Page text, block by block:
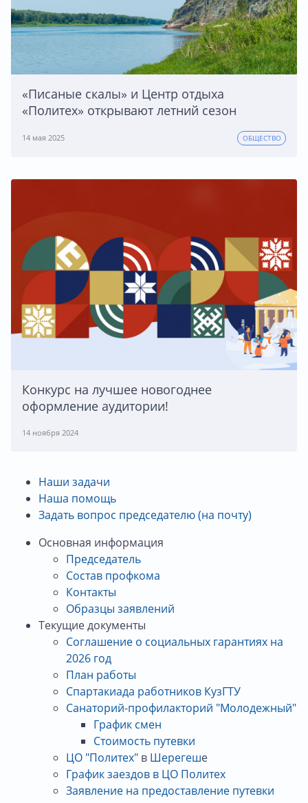
«Писаные скалы» и Центр отдыха
«Политех» открывают летний сезон
14 мая 2025 ОБЩЕСТВО
Конкурс на лучшее новогоднее
оформление аудитории!
14 ноября 2024
Наши задачи
Наша помощь
Задать вопрос председателю (на почту)
Основная информация
Председатель
Состав профкома
Контакты
Образцы заявлений
Текущие документы
Соглашение о социальных гарантиях на
2026 год
План работы
Спартакиада работников КузГТУ
Санаторий-профилакторий "Молодежный"
График смен
Стоимость путевки
ЦО "Политех" в Шерегеше
График заездов в ЦО Политех
Заявление на предоставление путевки